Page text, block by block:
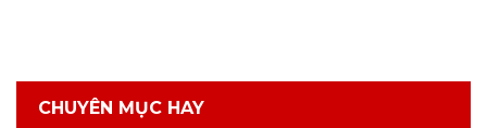
CHUYÊN MỤC HAY